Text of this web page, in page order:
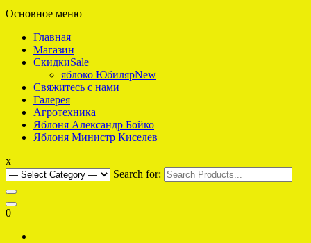
Яблоко что надо
Основное меню
Главная
Магазин
СкидкиSale
яблоко ЮбилярNew
Свяжитесь с нами
Галерея
Агротехника
Яблоня Александр Бойко
Яблоня Министр Киселев
x
Search for:
0